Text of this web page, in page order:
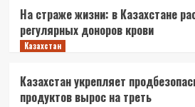
На страже жизни: в Казахстане
регулярных доноров крови
Казахстан
Казахстан укрепляет
продуктов вырос на треть